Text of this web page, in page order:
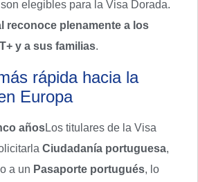
son elegibles para la Visa Dorada.
reconoce plenamente a los
y a sus familias.
rápida hacia la
Europa
añosLos titulares de la Visa
Ciudadanía portuguesa,
a un Pasaporte portugués, lo